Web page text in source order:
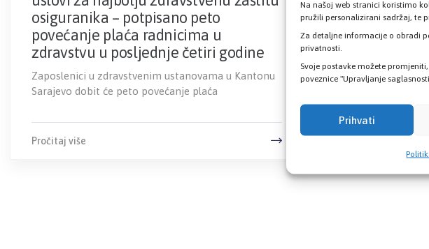
Na našoj web stranici koristimo
pružili personalizirani sadržaj, te
Za detaljne informacije o obradi
privatnosti.
Svoje postavke možete
poveznice "Upravljanje
Prihvati
osiguranika – potpisano peto
povećanje plaća radnicima u
zdravstvu u posljednje četiri godine
Zaposlenici u zdravstvenim ustanovama u Kantonu
Sarajevo dobit će peto povećanje plaća
Pročitaj više